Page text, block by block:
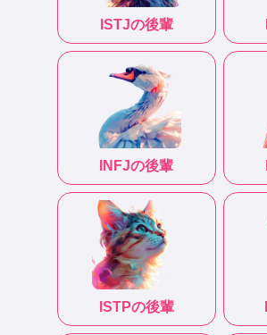
ISTJの後輩
INFJの後輩
ISTPの後輩